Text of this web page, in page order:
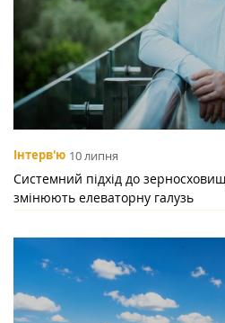
Інтерв'ю 10 липня
Системний підхід до
змінюють елеваторну галузь